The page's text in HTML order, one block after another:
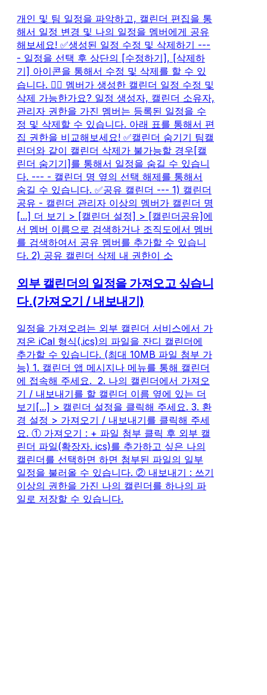
개인 및 팀 일정을 파악하고, 캘린더 편집을 통
해서 일정 변경 및 나의 일정을 멤버에게 공유
해보세요! ✅생성된 일정 수정 및 삭제하기 ---
- 일정을 선택 후 상단의 [수정하기], [삭제하
기] 아이콘을 통해서 수정 및 삭제를 할 수 있
습니다. 🙋‍♀️ 멤버가 생성한 캘린더 일정 수정 및
삭제 가능한가요? 일정 생성자, 캘린더 소유자,
관리자 권한을 가진 멤버는 등록된 일정을 수
정 및 삭제할 수 있습니다. 아래 표를 통해서 편
집 권한을 비교해보세요! ✅캘린더 숨기기 팀캘
린더와 같이 캘린더 삭제가 불가능할 경우[캘
린더 숨기기]를 통해서 일정을 숨길 수 있습니
다. --- - 캘린더 명 옆의 선택 해제를 통해서
숨길 수 있습니다. ✅공유 캘린더 --- 1) 캘린더
공유 - 캘린더 관리자 이상의 멤버가 캘린더 명
[...] 더 보기 > [캘린더 설정] > [캘린더공유]에
서 멤버 이름으로 검색하거나 조직도에서 멤버
를 검색하여서 공유 멤버를 추가할 수 있습니
다. 2) 공유 캘린더 삭제 내 권한이 소
외부 캘린더의 일정을 가져오고 싶습니
다.(가져오기 / 내보내기)
일정을 가져오려는 외부 캘린더 서비스에서 가
져온 iCal 형식(.ics)의 파일을 잔디 캘린더에
추가할 수 있습니다. (최대 10MB 파일 첨부 가
능) 1. 캘린더 앱 메시지나 메뉴를 통해 캘린더
에 접속해 주세요. ​ 2. 나의 캘린더에서 가져오
기 / 내보내기를 할 캘린더 이름 옆에 있는 더
보기[...] > 캘린더 설정을 클릭해 주세요. 3. 환
경 설정 > 가져오기 / 내보내기를 클릭해 주세
요. ① 가져오기 : + 파일 첨부 클릭 후 외부 캘
린더 파일(확장자. ics)를 추가하고 싶은 나의
캘린더를 선택하면 하면 첨부된 파일의 일부
일정을 불러올 수 있습니다. ② 내보내기 : 쓰기
이상의 권한을 가진 나의 캘린더를 하나의 파
일로 저장할 수 있습니다.